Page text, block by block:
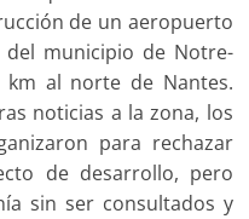
de un aeropuerto
municipio de Notre-
km al norte de Nantes.
noticias a la zona, los
para rechazar
de desarrollo, pero
sin ser consultados y